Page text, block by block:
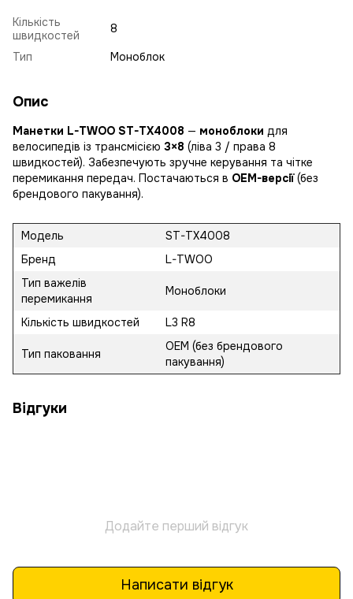
Кількість
швидкостей
8
Тип
Моноблок
Опис
Манетки L-TWOO ST-TX4008 — моноблоки для
велосипедів із трансмісією 3×8 (ліва 3 / права 8
швидкостей). Забезпечують зручне керування та чітке
перемикання передач. Постачаються в OEM-версії(без
брендового пакування).
Модель
ST-TX4008
Бренд
L-TWOO
Тип важелів
перемикання
Моноблоки
Кількість швидкостей L3 R8
Тип паковання
OEM (без брендового
пакування)
Відгуки
Додайте перший відгук
Написати відгук